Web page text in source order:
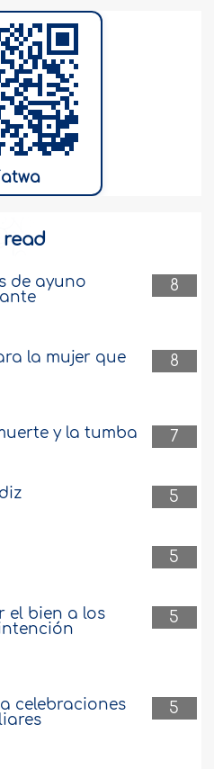
read
8
de ayuno
8
la mujer que
7
y la tumba
5
5
5
el bien a los
5
celebraciones